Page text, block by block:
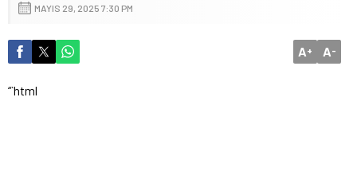
MAYIS 29, 2025 7:30 PM
A+ A-
“`html